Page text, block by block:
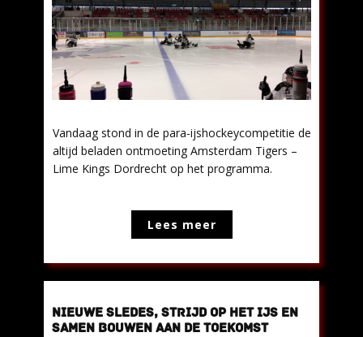
Vandaag stond in de para-ijshockeycompetitie de
altijd beladen ontmoeting Amsterdam Tigers –
Lime Kings Dordrecht op het programma.
Lees meer
NIEUWE SLEDES, STRIJD OP HET IJS EN
SAMEN BOUWEN AAN DE TOEKOMST